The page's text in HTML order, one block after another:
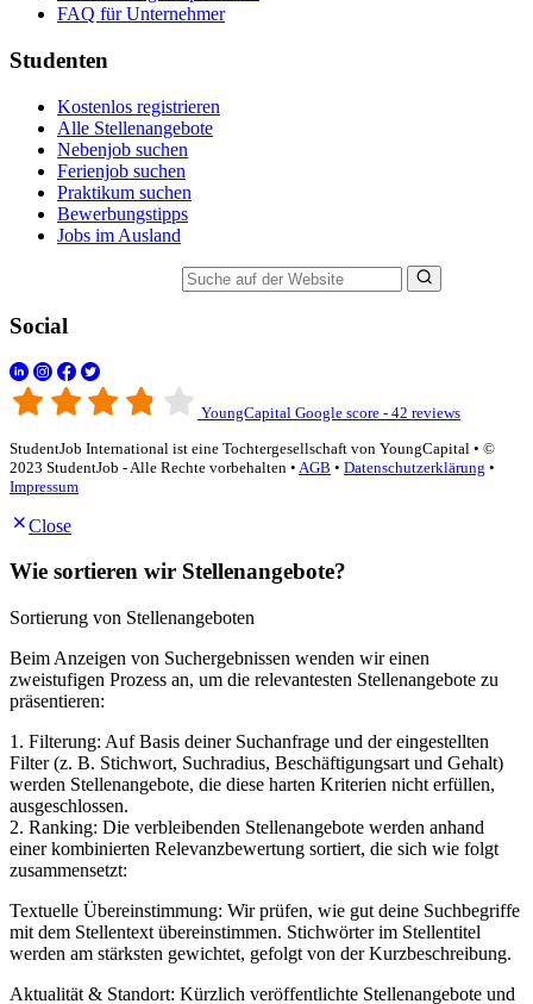
FAQ für Unternehmer
Studenten
Kostenlos registrieren
Alle Stellenangebote
Nebenjob suchen
Ferienjob suchen
Praktikum suchen
Bewerbungstipps
Jobs im Ausland
Social
YoungCapital Google score - 42 reviews
StudentJob International ist eine Tochtergesellschaft von YoungCapital • ©
2023 StudentJob - Alle Rechte vorbehalten • AGB • Datenschutzerklärung •
Impressum
Close
Wie sortieren wir Stellenangebote?
Sortierung von Stellenangeboten
Beim Anzeigen von Suchergebnissen wenden wir einen
zweistufigen Prozess an, um die relevantesten Stellenangebote zu
präsentieren:
1. Filterung: Auf Basis deiner Suchanfrage und der eingestellten
Filter (z. B. Stichwort, Suchradius, Beschäftigungsart und Gehalt)
werden Stellenangebote, die diese harten Kriterien nicht erfüllen,
ausgeschlossen.
2. Ranking: Die verbleibenden Stellenangebote werden anhand
einer kombinierten Relevanzbewertung sortiert, die sich wie folgt
zusammensetzt:
Textuelle Übereinstimmung: Wir prüfen, wie gut deine Suchbegriffe
mit dem Stellentext übereinstimmen. Stichwörter im Stellentitel
werden am stärksten gewichtet, gefolgt von der Kurzbeschreibung.
Aktualität & Standort: Kürzlich veröffentlichte Stellenangebote und